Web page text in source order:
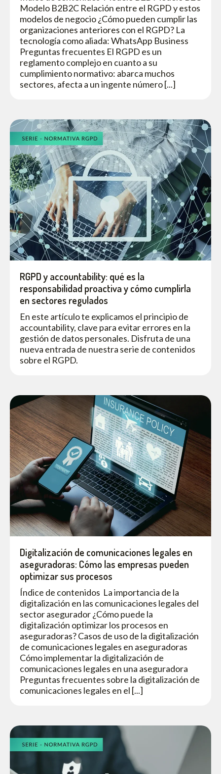
Modelo B2B2C Relación entre el RGPD y estos
modelos de negocio ¿Cómo pueden cumplir las
organizaciones anteriores con el RGPD? La
tecnología como aliada: WhatsApp Business
Preguntas frecuentes El RGPD es un
reglamento complejo en cuanto a su
cumplimiento normativo: abarca muchos
sectores, afecta a un ingente número [...]
RGPD y accountability: qué es la
responsabilidad proactiva y cómo cumplirla
en sectores regulados
En este artículo te explicamos el principio de
accountability, clave para evitar errores en la
gestión de datos personales. Disfruta de una
nueva entrada de nuestra serie de contenidos
sobre el RGPD.
Digitalización de comunicaciones legales en
aseguradoras: Cómo las empresas pueden
optimizar sus procesos
Índice de contenidos La importancia de la
digitalización en las comunicaciones legales del
sector asegurador ¿Cómo puede la
digitalización optimizar los procesos en
aseguradoras? Casos de uso de la digitalización
de comunicaciones legales en aseguradoras
Cómo implementar la digitalización de
comunicaciones legales en una aseguradora
Preguntas frecuentes sobre la digitalización de
comunicaciones legales en el [...]